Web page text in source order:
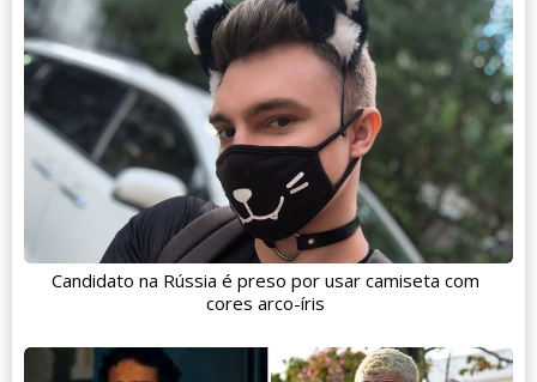
Candidato na Rússia é preso por usar camiseta com
cores arco-íris